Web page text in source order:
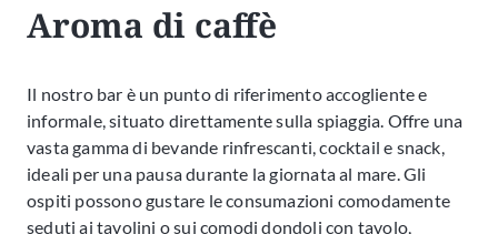
Aroma di caffè
Il nostro bar è un punto di riferimento accogliente e
informale, situato direttamente sulla spiaggia. Offre una
vasta gamma di bevande rinfrescanti, cocktail e snack,
ideali per una pausa durante la giornata al mare. Gli
ospiti possono gustare le consumazioni comodamente
seduti ai tavolini o sui comodi dondoli con tavolo,